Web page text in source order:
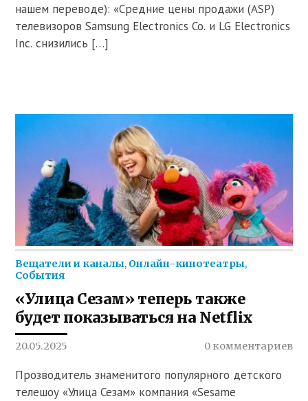
нашем переводе): «Средние цены продажи (ASP)
телевизоров Samsung Electronics Co. и LG Electronics
Inc. снизились […]
Вещатели и каналы, Онлайн-кинотеатры,
События
«Улица Сезам» теперь также
будет показываться на Netflix
20.05.2025 0 комментариев
Прозводитель знаменитого популярного детского
телешоу «Улица Сезам» компания «Sesame